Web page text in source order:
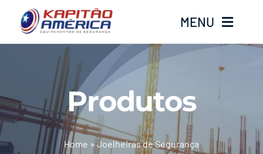
o
MENU
Produtos
Calçados
Produtos
Home » Joelheiras de Segurança